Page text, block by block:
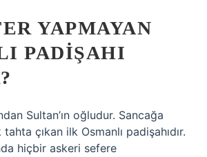
YAPMAYAN
PADIŞAHI
Sultan’ın oğludur. Sancağa
çıkan ilk Osmanlı padişahıdır.
hiçbir askeri sefere